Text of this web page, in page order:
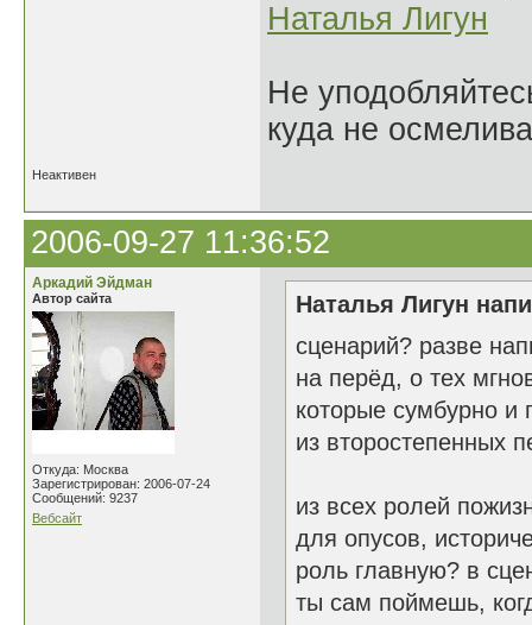
Наталья Лигун
Не
куда не
Неактивен
2006-09-27 11:36:52
Аркадий Эйдман
Автор сайта
Откуда: Москва
Зарегистрирован: 2006-07-24
Сообщений: 9237
Вебсайт
Наталья Лигун
сценарий? разве
на перёд, о тех
которые сумбурно и
из второстепенных
из всех ролей
для опусов,
роль главную? в
ты сам поймешь,